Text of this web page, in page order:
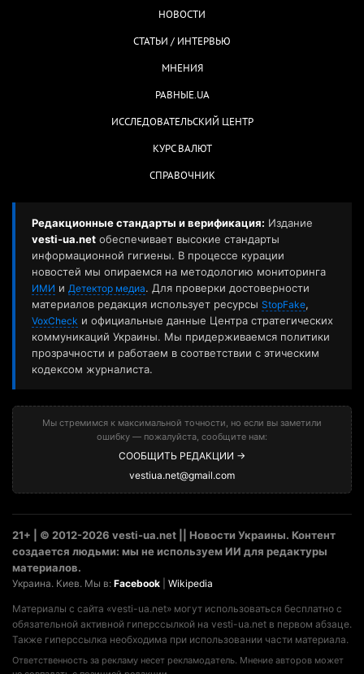
НОВОСТИ
СТАТЬИ / ИНТЕРВЬЮ
МНЕНИЯ
РАВНЫЕ.UA
ИССЛЕДОВАТЕЛЬСКИЙ ЦЕНТР
КУРС ВАЛЮТ
СПРАВОЧНИК
Редакционные стандарты и верификация: Издание
vesti-ua.net обеспечивает высокие стандарты
информационной гигиены. В процессе курации
новостей мы опираемся на методологию мониторинга
ИМИ и Детектор медиа. Для проверки достоверности
материалов редакция использует ресурсы StopFake,
VoxCheck и официальные данные Центра стратегических
коммуникаций Украины. Мы придерживаемся политики
прозрачности и работаем в соответствии с этическим
кодексом журналиста.
Мы стремимся к максимальной точности, но если вы заметили
ошибку — пожалуйста, сообщите нам:
СООБЩИТЬ РЕДАКЦИИ →
vestiua.net@gmail.com
21+ | © 2012-2026 vesti-ua.net || Новости Украины. Контент
создается людьми: мы не используем ИИ для редактуры
материалов.
Украина. Киев. Мы в: Facebook Wikipedia
Материалы с сайта «vesti-ua.net» могут использоваться бесплатно с
обязательной активной гиперссылкой на vesti-ua.net в первом абзаце.
Также гиперссылка необходима при использовании части материала.
Ответственность за рекламу несет рекламодатель. Мнение авторов может